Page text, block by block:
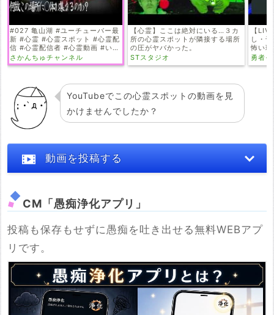
#027 亀山湖 #ユーチューバー最
新 #心霊 #心霊スポット #心霊配
信 #心霊配信者 #心霊動画 #いわ
く付き物件 #霊の声 #いわく付き
#幽霊 #恐怖 #オカルト #水難事
さかんちゅチャンネル
【心霊】ここは絶対にいる…３カ
所の心霊スポットが隣接する場所
の圧がヤバかった。
STスタジオ
【
し・
怖い
湖、
勇者
YouTubeでこの心霊スポットの動画を見
かけませんでしたか？
動画を投稿する
※YouTubeのURL
例：https://www.youtube.com/watch?v=***********
例：https://youtu.be/***********
CM「愚痴浄化アプリ」
投稿も保存もせずに愚痴を吐き出せる無料WEBアプ
リです。